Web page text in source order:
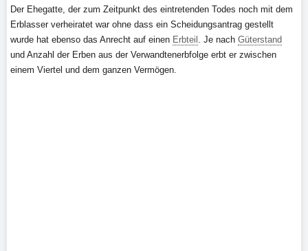
Der Ehegatte, der zum Zeitpunkt des eintretenden Todes noch mit dem
Erblasser verheiratet war ohne dass ein Scheidungsantrag gestellt
wurde hat ebenso das Anrecht auf einen Erbteil . Je nach Güterstand
und Anzahl der Erben aus der Verwandtenerbfolge erbt er zwischen
einem Viertel und dem ganzen Vermögen.